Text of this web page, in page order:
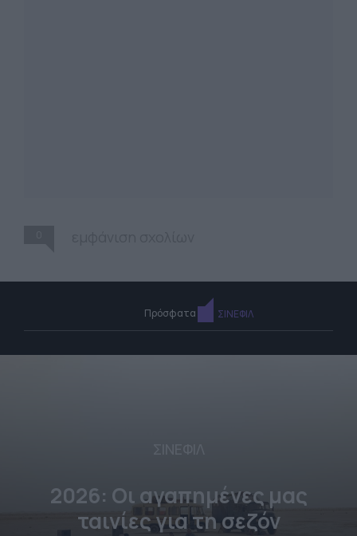
Πρόσφατα ΣΙΝΕΦΙΛ
2026: Οι αγαπημένες μας
ταινίες για τη σεζόν